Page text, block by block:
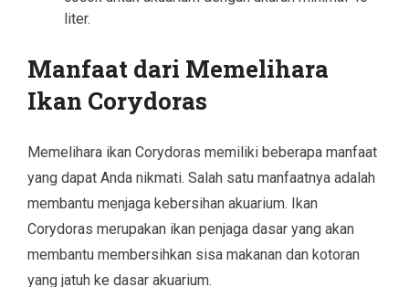
liter.
Manfaat dari Memelihara
Ikan Corydoras
Memelihara ikan Corydoras memiliki beberapa manfaat
yang dapat Anda nikmati. Salah satu manfaatnya adalah
membantu menjaga kebersihan akuarium. Ikan
Corydoras merupakan ikan penjaga dasar yang akan
membantu membersihkan sisa makanan dan kotoran
yang jatuh ke dasar akuarium.